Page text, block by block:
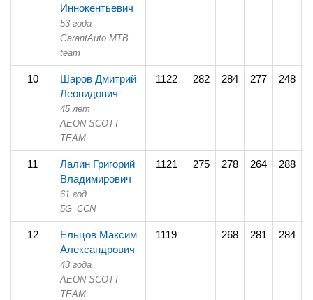
Иннокентьевич
53 года
GarantAuto MTB
team
10
Шаров Дмитрий
Леонидович
45 лет
AEON SCOTT
TEAM
1122 282 284 277 248
11
Лалин Григорий
Владимирович
61 год
5G_CCN
1121 275 278 264 288
12
Ельцов Максим
Александрович
43 года
AEON SCOTT
TEAM
1119 268 281 284